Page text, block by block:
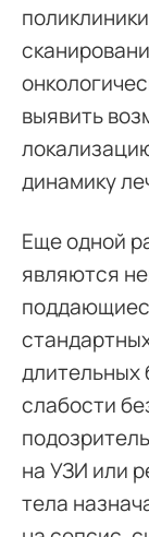
выявить
динамику
Еще одной
являются
длительных
слабости
на УЗИ или
тела